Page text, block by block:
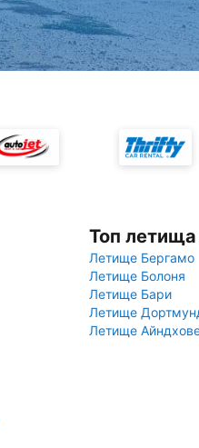
Топ летища
Летище Бергамо
Летище Болоня
Летище Бари
Летище
Летище